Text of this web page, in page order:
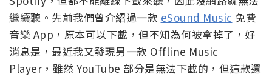
繼續聽。先前我們曾介紹過一款 eSound Music 免費
音樂 App，原本可以下載，但不知為何被拿掉了，好
消息是，最近我又發現另一款 Offline Music
Player，雖然 YouTube 部分是無法下載的，但這款還